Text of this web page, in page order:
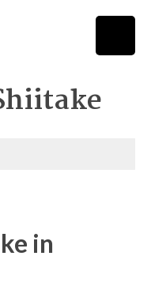
in